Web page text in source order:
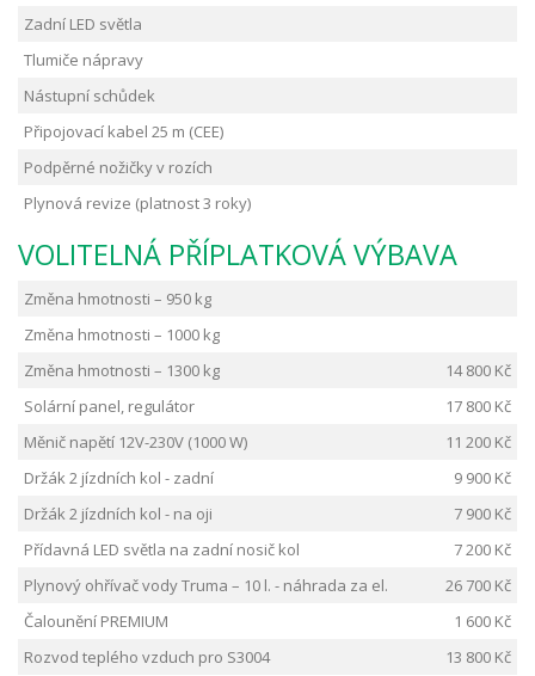
Zadní LED světla
Tlumiče nápravy
Nástupní schůdek
Připojovací kabel 25 m (CEE)
Podpěrné nožičky v rozích
Plynová revize (platnost 3 roky)
VOLITELNÁ PŘÍPLATKOVÁ VÝBAVA
Změna hmotnosti – 950 kg
Změna hmotnosti – 1000 kg
Změna hmotnosti – 1300 kg
14 800 Kč
Solární panel, regulátor
17 800 Kč
Měnič napětí 12V-230V (1000 W)
11 200 Kč
Držák 2 jízdních kol - zadní
9 900 Kč
Držák 2 jízdních kol - na oji
7 900 Kč
Přídavná LED světla na zadní nosič kol
7 200 Kč
Plynový ohřívač vody Truma – 10 l. - náhrada za el.
26 700 Kč
Čalounění PREMIUM
1 600 Kč
Rozvod teplého vzduch pro S3004
13 800 Kč